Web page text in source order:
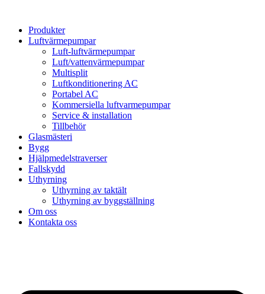
innehållProdukter
Luftvärmepumpar
Luft-luftvärmepumpar
Luft/vattenvärmepumpar
Multisplit
Luftkonditionering AC
Portabel AC
Kommersiella luftvarmepumpar
Service & installation
Tillbehör
Glasmästeri
Bygg
Hjälpmedelstraverser
Fallskydd
Uthyrning
Uthyrning av taktält
Uthyrning av byggställning
Om oss
Kontakta oss